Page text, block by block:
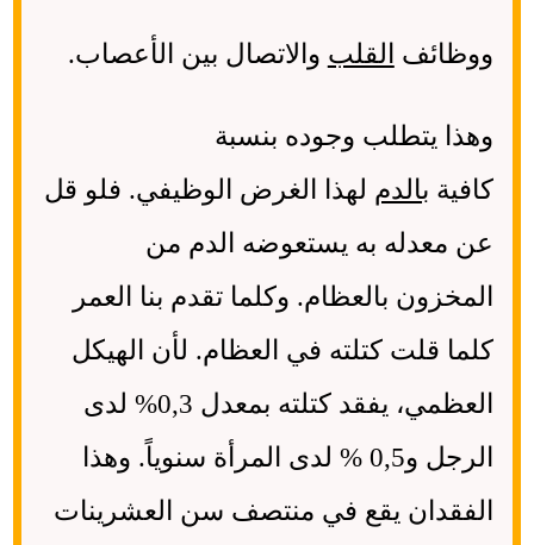
ووظائف القلب والاتصال بين الأعصاب.
وهذا يتطلب وجوده بنسبة
كافية بالدم لهذا الغرض الوظيفي. فلو قل
عن معدله به يستعوضه الدم من
المخزون بالعظام. وكلما تقدم بنا العمر
كلما قلت كتلته في العظام. لأن الهيكل
العظمي، يفقد كتلته بمعدل 0,3% لدى
الرجل و0,5 % لدى المرأة سنوياً. وهذا
الفقدان يقع في منتصف سن العشرينات